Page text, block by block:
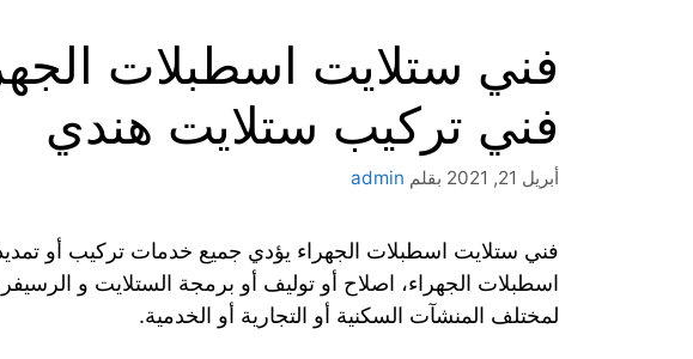
فني تركيب ستلايت هندي
أبريل 21, 2021 بقلم admin
فني ستلايت اسطبلات الجهراء يؤدي جميع خدمات تركيب أو
اسطبلات الجهراء، اصلاح أو توليف أو برمجة الستلايت و
لمختلف المنشآت السكنية أو التجارية أو الخدمية.